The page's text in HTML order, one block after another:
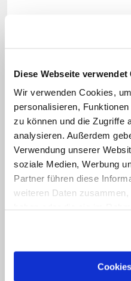
Diese Webseite verwendet
Wir verwenden Cookies,
personalisieren,
zu können und die Zugriffe
analysieren. Außerdem
Verwendung unserer
soziale Medien, Werbung
Partner führen diese
weiteren Daten
offiziellen
Verantwortliche
auch auf "Maria 2.0"
nicht für
Positionen wie
definiert werden.
besteht aus
Pfarreien
Herzstück unserer
hier ein
Themen, bei denen